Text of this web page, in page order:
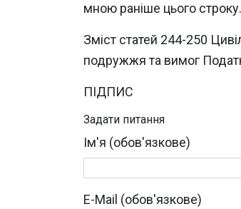
мною раніше цього
Зміст статей 244-250
подружжя та вимог
ПІДПИС
Задати питання
Ім'я (обов'язкове)
E-Mail (обов'язкове)